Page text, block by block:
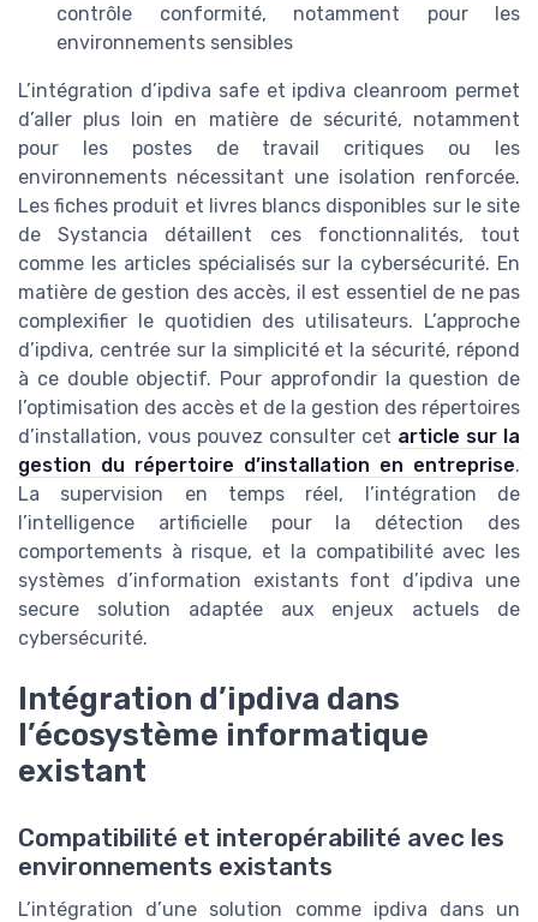
contrôle conformité, notamment pour les
environnements sensibles
L’intégration d’ipdiva safe et ipdiva cleanroom permet
d’aller plus loin en matière de sécurité, notamment
pour les postes de travail critiques ou les
environnements nécessitant une isolation renforcée.
Les fiches produit et livres blancs disponibles sur le site
de Systancia détaillent ces fonctionnalités, tout
comme les articles spécialisés sur la cybersécurité. En
matière de gestion des accès, il est essentiel de ne pas
complexifier le quotidien des utilisateurs. L’approche
d’ipdiva, centrée sur la simplicité et la sécurité, répond
à ce double objectif. Pour approfondir la question de
l’optimisation des accès et de la gestion des répertoires
d’installation, vous pouvez consulter cet article sur la
gestion du répertoire d’installation en entreprise.
La supervision en temps réel, l’intégration de
l’intelligence artificielle pour la détection des
comportements à risque, et la compatibilité avec les
systèmes d’information existants font d’ipdiva une
secure solution adaptée aux enjeux actuels de
cybersécurité.
Intégration d’ipdiva dans
l’écosystème informatique
existant
Compatibilité et interopérabilité avec les
environnements existants
L’intégration d’une solution comme ipdiva dans un